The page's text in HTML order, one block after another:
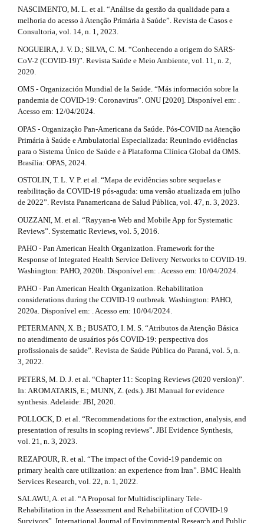
NASCIMENTO, M. L. et al. “Análise da gestão da qualidade para a
melhoria do acesso à Atenção Primária à Saúde”. Revista de Casos e
Consultoria, vol. 14, n. 1, 2023.
NOGUEIRA, J. V. D.; SILVA, C. M. “Conhecendo a origem do SARS-
CoV-2 (COVID-19)”. Revista Saúde e Meio Ambiente, vol. 11, n. 2,
2020.
OMS - Organización Mundial de la Saúde. “Más información sobre la
pandemia de COVID-19: Coronavirus”. ONU [2020]. Disponível em: .
Acesso em: 12/04/2024.
OPAS - Organização Pan-Americana da Saúde. Pós-COVID na Atenção
Primária à Saúde e Ambulatorial Especializada: Reunindo evidências
para o Sistema Único de Saúde e à Plataforma Clínica Global da OMS.
Brasília: OPAS, 2024.
OSTOLIN, T. L. V. P. et al. “Mapa de evidências sobre sequelas e
reabilitação da COVID-19 pós-aguda: uma versão atualizada em julho
de 2022”. Revista Panamericana de Salud Pública, vol. 47, n. 3, 2023.
OUZZANI, M. et al. “Rayyan-a Web and Mobile App for Systematic
Reviews”. Systematic Reviews, vol. 5, 2016.
PAHO - Pan American Health Organization. Framework for the
Response of Integrated Health Service Delivery Networks to COVID-19.
Washington: PAHO, 2020b. Disponível em: . Acesso em: 10/04/2024.
PAHO - Pan American Health Organization. Rehabilitation
considerations during the COVID-19 outbreak. Washington: PAHO,
2020a. Disponível em: . Acesso em: 10/04/2024.
PETERMANN, X. B.; BUSATO, I. M. S. “Atributos da Atenção Básica
no atendimento de usuários pós COVID-19: perspectiva dos
profissionais de saúde”. Revista de Saúde Pública do Paraná, vol. 5, n.
3, 2022.
PETERS, M. D. J. et al. “Chapter 11: Scoping Reviews (2020 version)”.
In: AROMATARIS, E.; MUNN, Z. (eds.). JBI Manual for evidence
synthesis. Adelaide: JBI, 2020.
POLLOCK, D. et al. “Recommendations for the extraction, analysis, and
presentation of results in scoping reviews”. JBI Evidence Synthesis,
vol. 21, n. 3, 2023.
REZAPOUR, R. et al. “The impact of the Covid-19 pandemic on
primary health care utilization: an experience from Iran”. BMC Health
Services Research, vol. 22, n. 1, 2022.
SALAWU, A. et al. “A Proposal for Multidisciplinary Tele-
Rehabilitation in the Assessment and Rehabilitation of COVID-19
Survivors”. International Journal of Environmental Research and Public